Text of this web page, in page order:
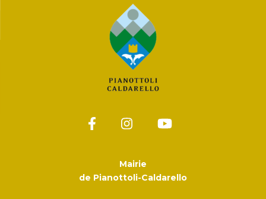
Mairie
de Pianottoli-Caldarello